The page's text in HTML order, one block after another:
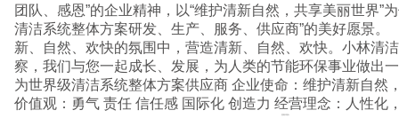
团队、感恩”的企业精神，以“维护清新自然，共享美丽世界”
清洁系统整体方案研发、生产、服务、供应商”的美好愿
新、自然、欢快的氛围中，营造清新、自然、欢快。小林清
察，我们与您一起成长、发展，为人类的节能环保事业做出一份贡献。
为世界级清洁系统整体方案供应商 企业使命：维护清新自然，共享美丽世界 企业核心
价值观：勇气 责任 信任感 国际化 创造